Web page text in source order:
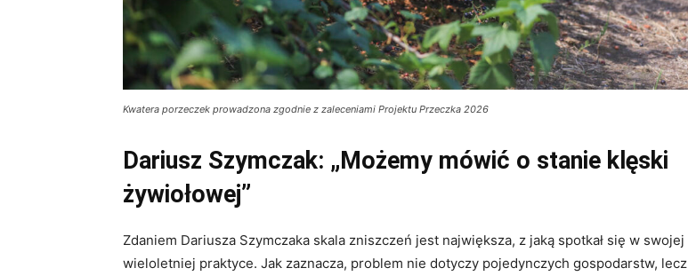
Kwatera porzeczek prowadzona zgodnie z zaleceniami Projektu Przeczka 2026
Dariusz Szymczak: „Możemy mówić o stanie klęski
żywiołowej”
Zdaniem Dariusza Szymczaka skala zniszczeń jest największa, z jaką spotkał się w swojej
wieloletniej praktyce. Jak zaznacza, problem nie dotyczy pojedynczych gospodarstw, lecz